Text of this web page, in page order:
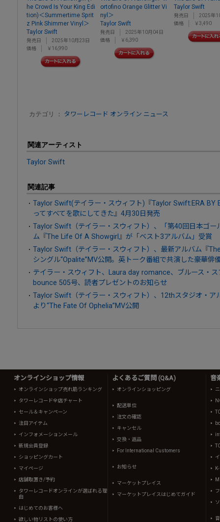
he Crowd Is Your King Edi
tion)＜Summertime Sprit
z Pink Shimmer Vinyl＞
Taylor Swift
発売日
2025年10月23日
価格
￥16,990
ortofino Orange Glitter Vi
nyl＞
Taylor Swift
発売日
2025年10月04日
価格
￥6,390
Taylor Swift
発売日
2025年
価格
￥3,490
カテゴリ ： タワーレコード オンライン ニュース
関連アーティスト
Taylor Swift
関連記事
Taylor Swift(テイラー・スウィフト)『Taylor Swift:ERA BY
ってすべてを歌にしてきた』4月30日発売
Taylor Swift（テイラー・スウィフト）、「第40回日本ゴー
ム『The Life Of A Showgirl』が「ベスト3アルバム」受賞
Taylor Swift（テイラー・スウィフト）、最新アルバム『
シングル“Opalite”MV公開。英トーク番組で共演した豪華俳
テイラー・スウィフト、Laura day romance、ブルース・
bounce 505号、読者プレゼントのお知らせ
Taylor Swift（テイラー・スウィフト）、12thスタジオ・
より“The Fate Of Ophelia”MV公開
オンラインショップ情報
オンラインショップ売れ筋ランキング
タワーレコード全店チャート
セール＆キャンペーン
注目アイテム
インフォメーションメール
新規会員登録
ショッピングカート
マイページ
店舗取置き/予約
タワーレコードオンラインが選ばれる理
由
はじめてのお客様へ
欲しい物リストの使い方
よくあるご質問 (Q&A)
オンラインショッピング
配送単位
注文の確認
キャンセル
交換・返品
For International Customers
お知らせ
マーケットプレイス
マーケットプレイスはじめてガイド
音